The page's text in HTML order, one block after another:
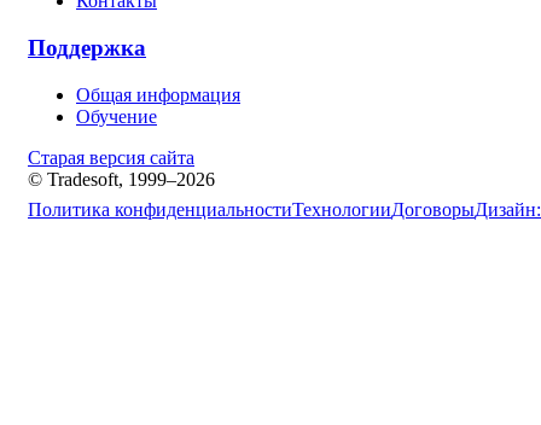
Поддержка
Общая информация
Обучение
Старая версия сайта
© Tradesoft, 1999–2026
Политика конфиденциальностиТехнологииДоговорыДизайн: